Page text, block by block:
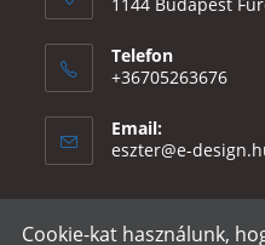
Telefon
+36705263676
Email:
eszter@e-
Cookie-kat használunk,